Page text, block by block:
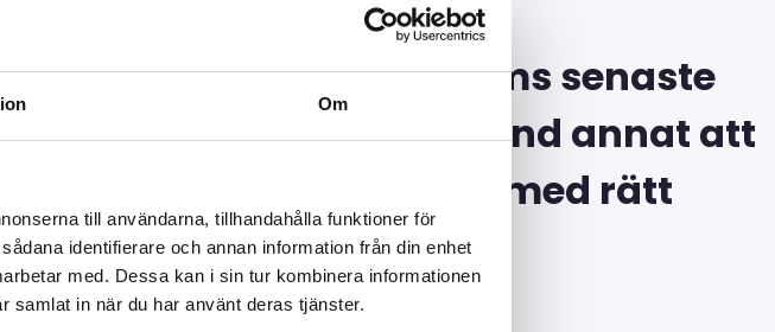
Om
till användarna, tillhandahålla funktioner för
identifierare och annan information från din enhet
med. Dessa kan i sin tur kombinera informationen
samlat in när du har använt deras tjänster.
om i tidningen Ytforums senaste
och där berättar han bland annat att
är noga genomtänkt med rätt
och rätt valt